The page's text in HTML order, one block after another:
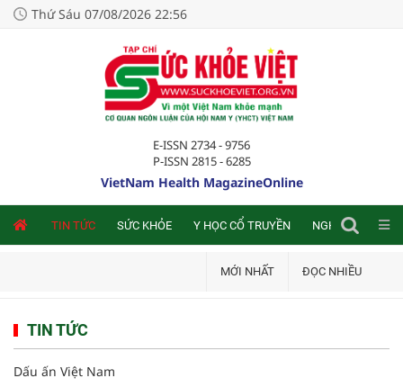
Thứ Sáu 07/08/2026 22:56
E-ISSN 2734 - 9756
P-ISSN 2815 - 6285
VietNam Health MagazineOnline
TIN TỨC SỨC KHỎE Y HỌC CỔ TRUYỀN NGHIÊN CỨU
MỚI NHẤT ĐỌC NHIỀU
TIN TỨC
Dấu ấn Việt Nam